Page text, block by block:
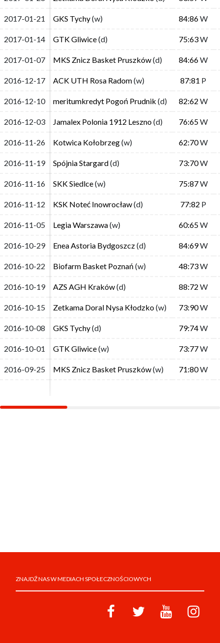
2017-01-21 GKS Tychy(w) 84:86W
2017-01-14 GTK Gliwice(d) 75:63W
2017-01-07 MKS Znicz Basket Pruszków(d) 84:66W
2016-12-17 ACK UTH Rosa Radom(w) 87:81 P
2016-12-10 meritumkredyt Pogoń Prudnik (d) 82:62 W
2016-12-03 Jamalex Polonia 1912 Leszno(d) 76:65W
2016-11-26 Kotwica Kołobrzeg(w) 62:70W
2016-11-19 Spójnia Stargard(d) 73:70W
2016-11-16 SKK Siedlce(w) 75:87W
2016-11-12 KSK Noteć Inowrocław(d) 77:82 P
2016-11-05 Legia Warszawa(w) 60:65W
2016-10-29 Enea Astoria Bydgoszcz(d) 84:69W
2016-10-22 Biofarm Basket Poznań (w) 48:73W
2016-10-19 AZS AGH Kraków(d) 88:72 W
2016-10-15 Zetkama Doral Nysa Kłodzko(w) 73:90W
2016-10-08 GKS Tychy(d) 79:74W
2016-10-01 GTK Gliwice(w) 73:77W
2016-09-25 MKS Znicz Basket Pruszków(w) 71:80W
2017-01-21 GKS Tychy(w) 84:86W
2017-01-14 GTK Gliwice(d) 75:63W
2017-01-07 MKS Znicz Basket Pruszków(d) 84:66W
2016-12-17 ACK UTH Rosa Radom(w) 87:81 P
2016-12-10 meritumkredyt Pogoń Prudnik (d) 82:62 W
2016-12-03 Jamalex Polonia 1912 Leszno(d) 76:65W
2016-11-26 Kotwica Kołobrzeg(w) 62:70W
2016-11-19 Spójnia Stargard(d) 73:70W
2016-11-16 SKK Siedlce(w) 75:87W
2016-11-12 KSK Noteć Inowrocław(d) 77:82 P
2016-11-05 Legia Warszawa(w) 60:65W
2016-10-29 Enea Astoria Bydgoszcz(d) 84:69W
2016-10-22 Biofarm Basket Poznań (w) 48:73W
2016-10-19 AZS AGH Kraków(d) 88:72 W
2016-10-15 Zetkama Doral Nysa Kłodzko(w) 73:90W
2016-10-08 GKS Tychy(d) 79:74W
2016-10-01 GTK Gliwice(w) 73:77W
2016-09-25 MKS Znicz Basket Pruszków(w) 71:80W
ZNAJDŹ NAS W MEDIACH SPOŁECZNOŚCIOWYCH